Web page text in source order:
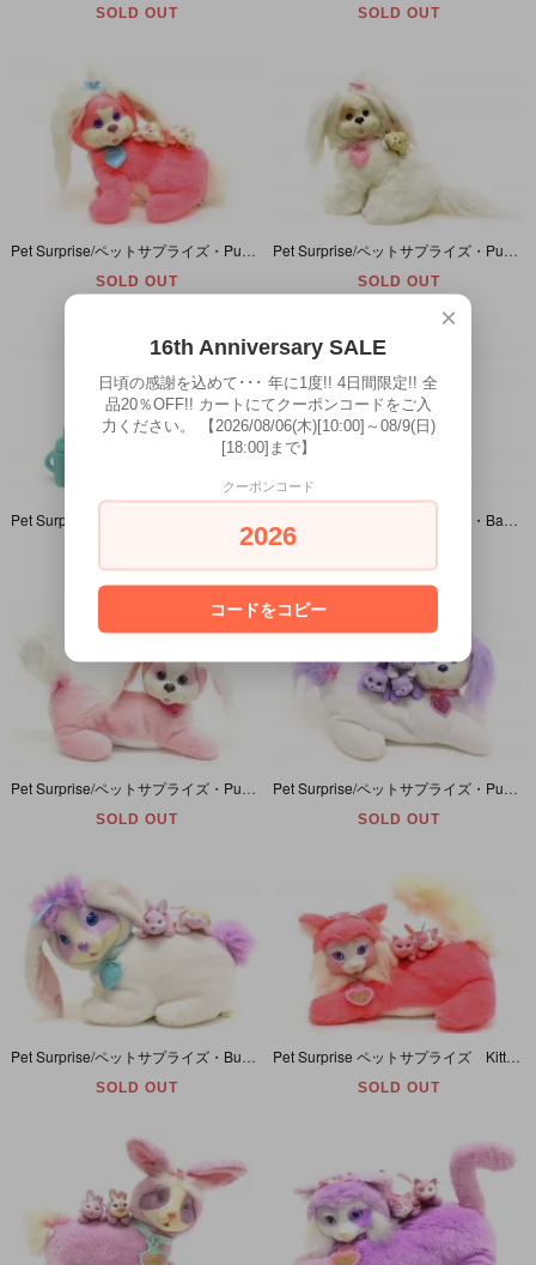
SOLD OUT SOLD OUT
Pet Surprise/ペットサプライズ・Puppy Surprise/パピーサプライズ・ぬいぐるみ・ピンク・座り・1993年
SOLD OUT
Pet Surprise/ペットサプライズ・Puppy Surprise/パピーサプライズ・ぬいぐるみ・ホワイト・ 座り・1993年
SOLD OUT
SOLD OUT SOLD OUT
SOLD OUT SOLD OUT
×
16th Anniversary SALE
日頃の感謝を込めて･･･ 年に1度!! 4日間限定!! 全
品20％OFF!! カートにてクーポンコードをご入
力ください。 【2026/08/06(木)[10:00]～08/9(日)
[18:00]まで】
クーポンコード
2026
コードをコピー